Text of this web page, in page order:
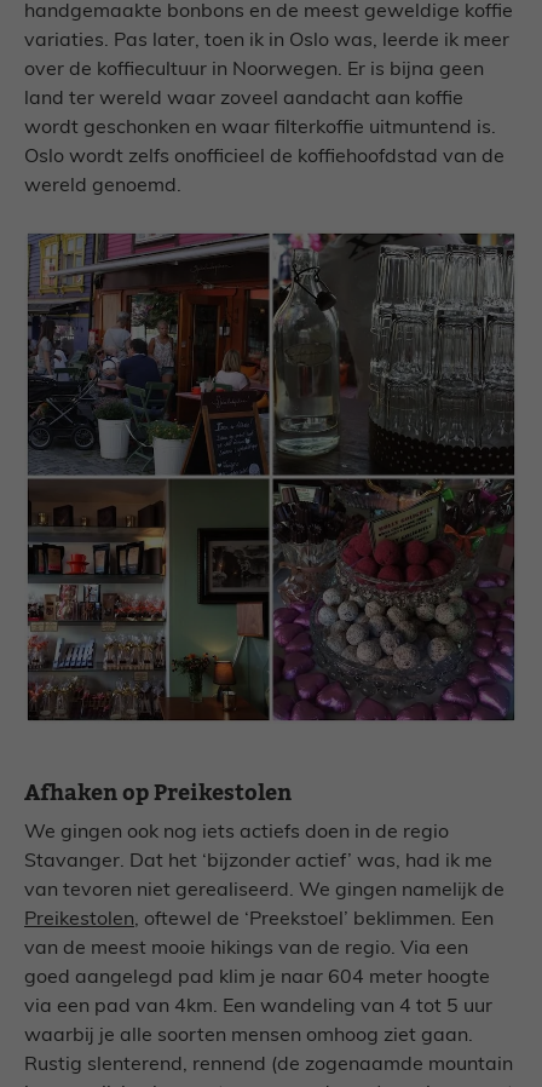
handgemaakte bonbons en de meest geweldige koffie
variaties. Pas later, toen ik in Oslo was, leerde ik meer
over de koffiecultuur in Noorwegen. Er is bijna geen
land ter wereld waar zoveel aandacht aan koffie
wordt geschonken en waar filterkoffie uitmuntend is.
Oslo wordt zelfs onofficieel de koffiehoofdstad van de
wereld genoemd.
Afhaken op Preikestolen
We gingen ook nog iets actiefs doen in de regio
Stavanger. Dat het ‘bijzonder actief’ was, had ik me
van tevoren niet gerealiseerd. We gingen namelijk de
Preikestolen, oftewel de ‘Preekstoel’ beklimmen. Een
van de meest mooie hikings van de regio. Via een
goed aangelegd pad klim je naar 604 meter hoogte
via een pad van 4km. Een wandeling van 4 tot 5 uur
waarbij je alle soorten mensen omhoog ziet gaan.
Rustig slenterend, rennend (de zogenaamde mountain